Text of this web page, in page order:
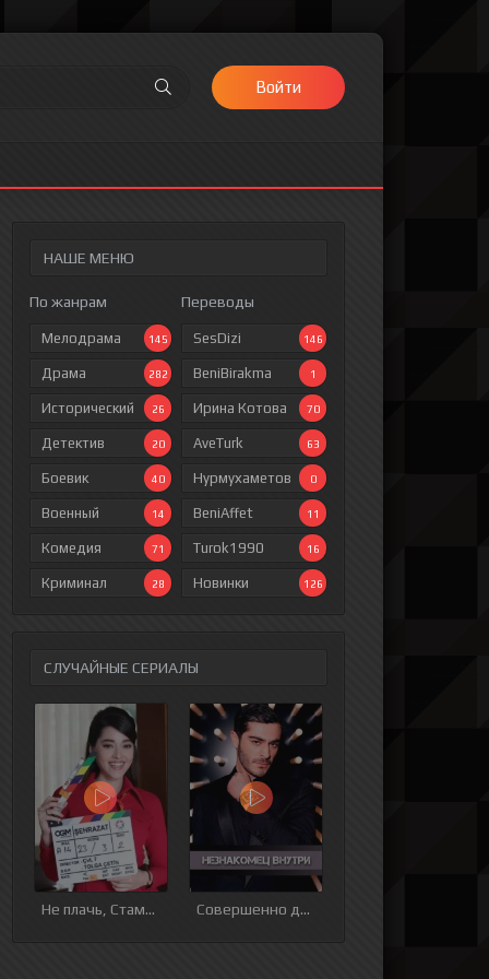
Войти
НАШЕ МЕНЮ
По жанрам
Мелодрама 145
Драма 282
Исторический 26
Детектив 20
Боевик 40
Военный 14
Комедия 71
Криминал 28
Переводы
SesDizi 146
BeniBirakma 1
Ирина Котова 70
AveTurk 63
Нурмухаметов 0
BeniAffet 11
Turok1990 16
Новинки 126
СЛУЧАЙНЫЕ СЕРИАЛЫ
Не плачь, Стамбул Совершенно другой человек
9 серия 10 серия 11 серия